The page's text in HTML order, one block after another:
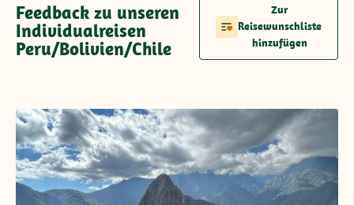
Feedback zu unseren
Individualreisen
Peru/Bolivien/Chile
Zur
Reisewunschliste
hinzufügen